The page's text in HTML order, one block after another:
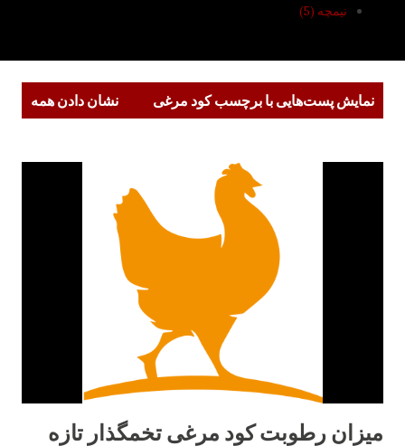
نیمچه 5
نمایش پست‌هایی با برچسبکود مرغی نشان دادن همه
میزان رطوبت کود مرغی تخمگذار تازه